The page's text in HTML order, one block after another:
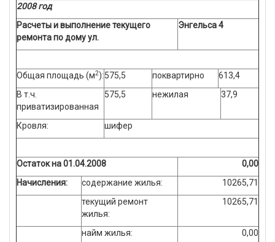
2008 год
Расчеты и выполнение текущего
ремонта по дому ул.
Энгельса 4
Общая площадь (м2):575,5 поквартирно
613,4
В т.ч.
приватизированная
575,5 нежилая 37,9
Кровля: шифер
Остаток на 01.04.2008
0,00
Начисления:
содержание жилья:
10265,71
текущий ремонт
жилья:
10265,71
найм жилья:
0,00